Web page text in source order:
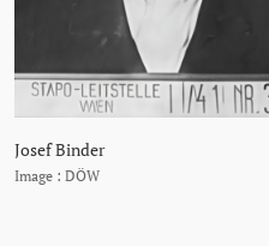
Josef Binder
Image : DÖW